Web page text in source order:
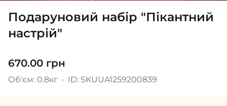
Подаруновий набір "Пікантний
настрій"
670.00 грн
Об'єм: 0.8кг ID: SKUUA1259200839